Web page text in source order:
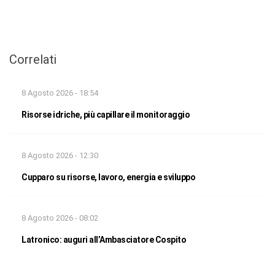
Correlati
8 Agosto 2026 - 18:54
Risorse idriche, più capillare il monitoraggio
8 Agosto 2026 - 12:30
Cupparo su risorse, lavoro, energia e sviluppo
8 Agosto 2026 - 08:02
Latronico: auguri all’Ambasciatore Cospito